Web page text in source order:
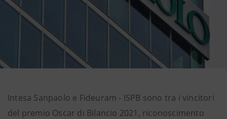
Intesa Sanpaolo e Fideuram - ISPB sono tra i vincitori
del premio Oscar di Bilancio 2021, riconoscimento